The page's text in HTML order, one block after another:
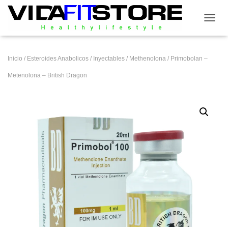
Inicio / Esteroides Anabolicos / Inyectables / Methenolona / Primobolan –
Metenolona – British Dragon